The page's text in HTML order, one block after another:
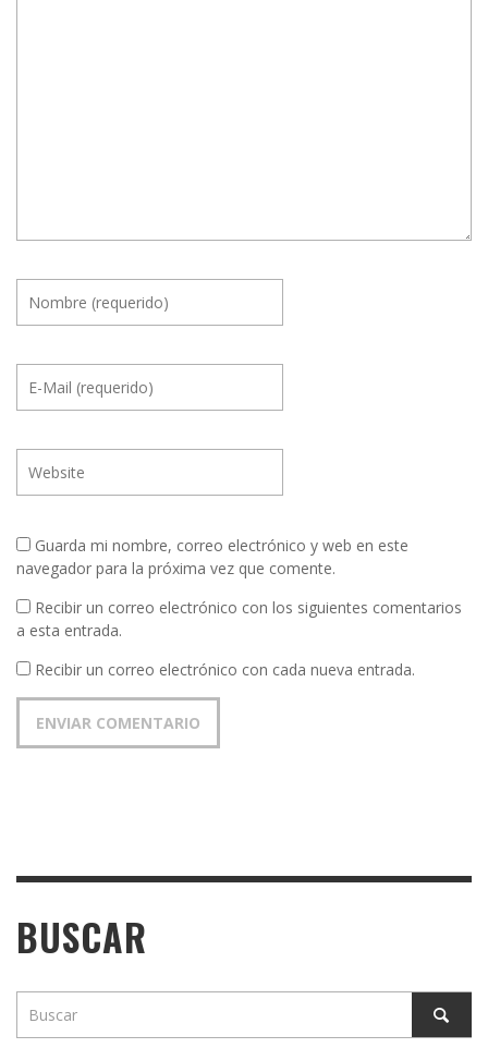
Guarda mi nombre, correo electrónico y web en este
navegador para la próxima vez que comente.
Recibir un correo electrónico con los siguientes comentarios
a esta entrada.
Recibir un correo electrónico con cada nueva entrada.
BUSCAR